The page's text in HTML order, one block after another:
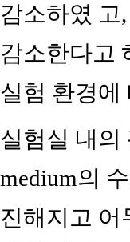
감소하였 고
감소한다고
실험 환경에
실험실 내의
medium의
진해지고 어